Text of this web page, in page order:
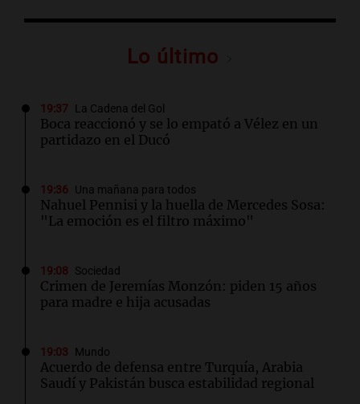
Lo último
19:37 La Cadena del Gol
Boca reaccionó y se lo empató a Vélez en un
partidazo en el Ducó
19:36 Una mañana para todos
Nahuel Pennisi y la huella de Mercedes Sosa:
"La emoción es el filtro máximo"
19:08 Sociedad
Crimen de Jeremías Monzón: piden 15 años
para madre e hija acusadas
19:03 Mundo
Acuerdo de defensa entre Turquía, Arabia
Saudí y Pakistán busca estabilidad regional